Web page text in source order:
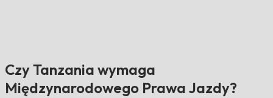
Czy Tanzania wymaga
Międzynarodowego Prawa Jazdy?